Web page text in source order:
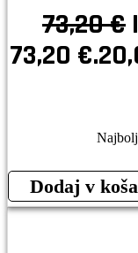
73,20€
73,20 €.
Dodaj v